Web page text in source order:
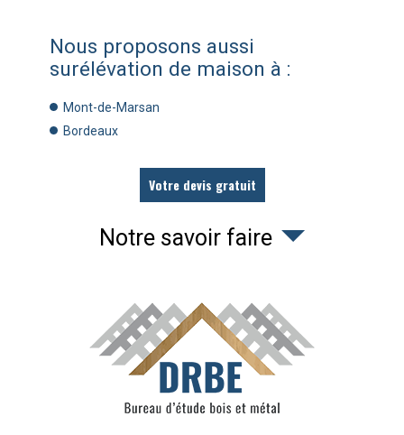
Nous proposons aussi
surélévation de maison à :
Mont-de-Marsan
Bordeaux
Votre devis gratuit
Notre savoir faire